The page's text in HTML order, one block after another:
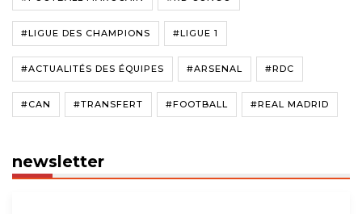
#LIGUE DES CHAMPIONS #LIGUE 1
#ACTUALITÉS DES ÉQUIPES #ARSENAL #RDC
#CAN #TRANSFERT #FOOTBALL #REAL MADRID
newsletter